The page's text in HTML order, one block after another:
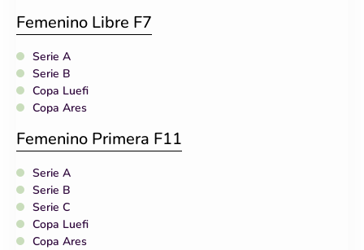
Femenino Libre F7
Serie A
Serie B
Copa Luefi
Copa Ares
Femenino Primera F11
Serie A
Serie B
Serie C
Copa Luefi
Copa Ares